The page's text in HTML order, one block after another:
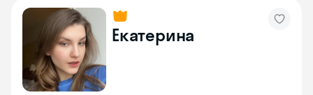
Екатерина